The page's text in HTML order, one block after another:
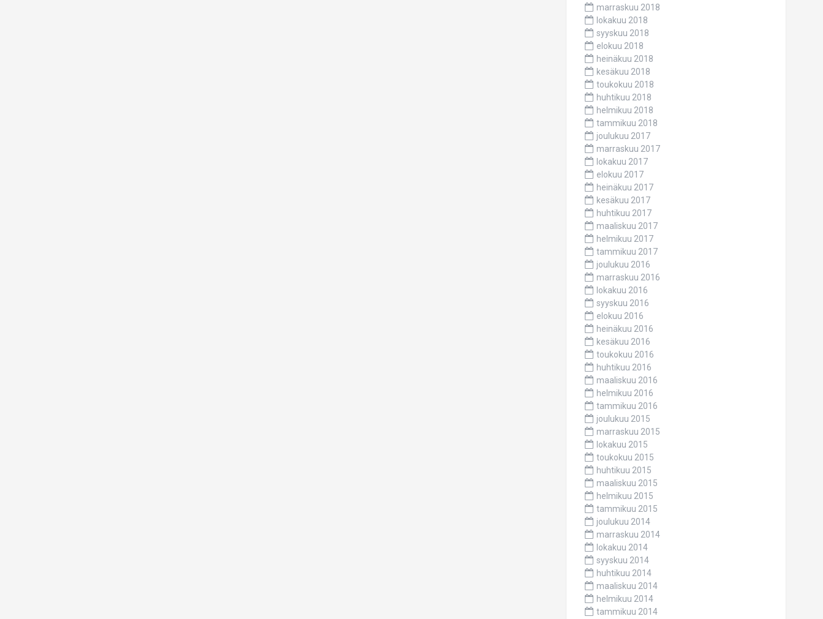
marraskuu 2018
lokakuu 2018
syyskuu 2018
elokuu 2018
heinäkuu 2018
kesäkuu 2018
toukokuu 2018
huhtikuu 2018
helmikuu 2018
tammikuu 2018
joulukuu 2017
marraskuu 2017
lokakuu 2017
elokuu 2017
heinäkuu 2017
kesäkuu 2017
huhtikuu 2017
maaliskuu 2017
helmikuu 2017
tammikuu 2017
joulukuu 2016
marraskuu 2016
lokakuu 2016
syyskuu 2016
elokuu 2016
heinäkuu 2016
kesäkuu 2016
toukokuu 2016
huhtikuu 2016
maaliskuu 2016
helmikuu 2016
tammikuu 2016
joulukuu 2015
marraskuu 2015
lokakuu 2015
toukokuu 2015
huhtikuu 2015
maaliskuu 2015
helmikuu 2015
tammikuu 2015
joulukuu 2014
marraskuu 2014
lokakuu 2014
syyskuu 2014
huhtikuu 2014
maaliskuu 2014
helmikuu 2014
tammikuu 2014